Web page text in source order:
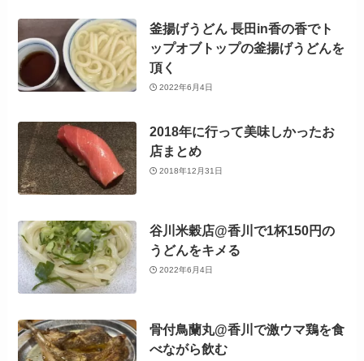
釜揚げうどん 長田in香の香でト
ップオブトップの釜揚げうどんを
頂く
2022年6月4日
2018年に行って美味しかったお
店まとめ
2018年12月31日
谷川米穀店@香川で1杯150円の
うどんをキメる
2022年6月4日
骨付鳥蘭丸@香川で激ウマ鶏を食
べながら飲む